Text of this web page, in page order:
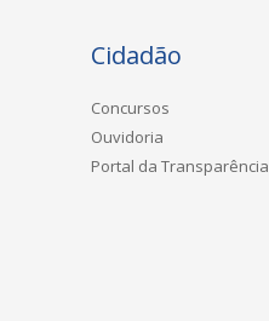
Cidadão
Concursos
Ouvidoria
Portal da Transparência